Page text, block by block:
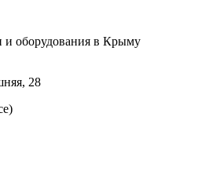
и оборудования в Крыму
28